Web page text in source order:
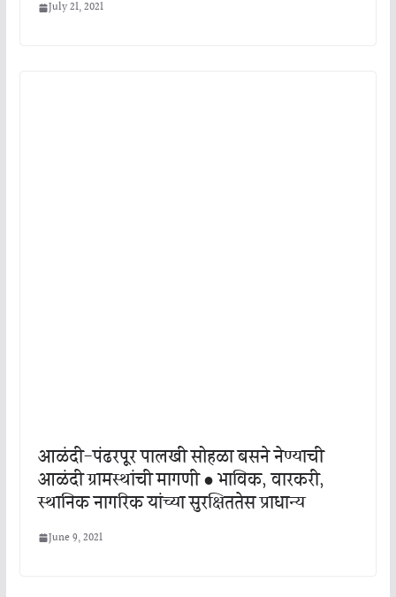
July 21, 2021
आळंदी-पंढरपूर पालखी सोहळा बसने नेण्याची
आळंदी ग्रामस्थांची मागणी ● भाविक, वारकरी,
स्थानिक नागरिक यांच्या सुरक्षिततेस प्राधान्य
June 9, 2021